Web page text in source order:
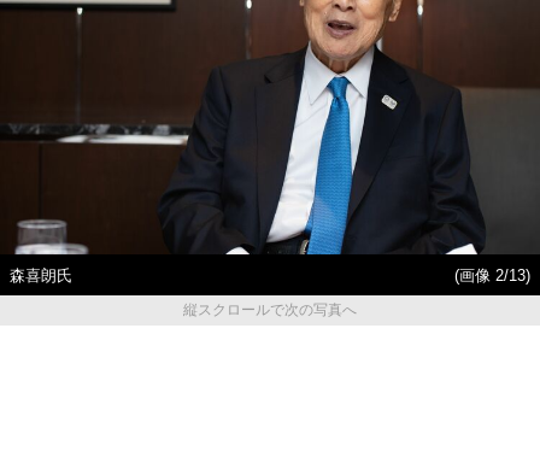
森喜朗氏
(画像 2/13)
縦スクロールで次の写真へ